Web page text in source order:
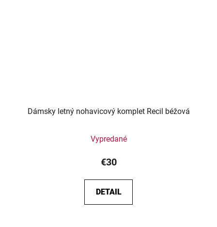
Dámsky letný nohavicový komplet Recil béžová
Vypredané
€30
DETAIL